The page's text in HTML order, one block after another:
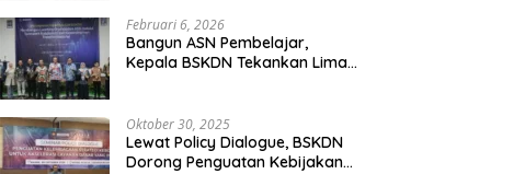
Februari 6, 2026
Bangun ASN Pembelajar,
Kepala BSKDN Tekankan Lima
Oktober 30, 2025
Lewat Policy Dialogue, BSKDN
Dorong Penguatan Kebijakan